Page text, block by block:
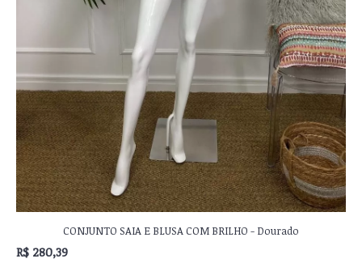
CONJUNTO SAIA E BLUSA COM BRILHO - Dourado
R$ 280,39